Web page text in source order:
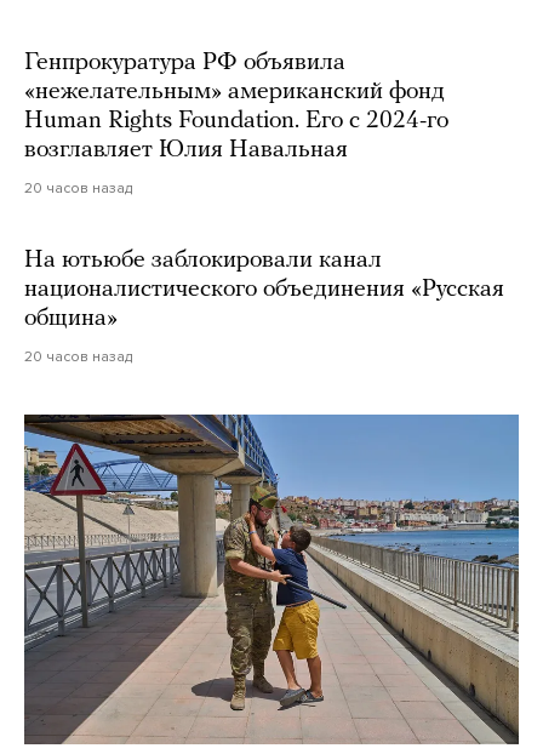
Генпрокуратура РФ объявила
«нежелательным» американский фонд
Human Rights Foundation. Его с 2024-го
возглавляет Юлия Навальная
20 часов назад
На ютьюбе заблокировали канал
националистического объединения «Русская
община»
20 часов назад